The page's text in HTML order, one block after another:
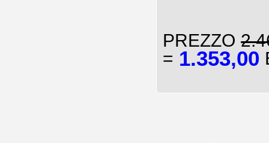
PREZZO
= 1.353,00